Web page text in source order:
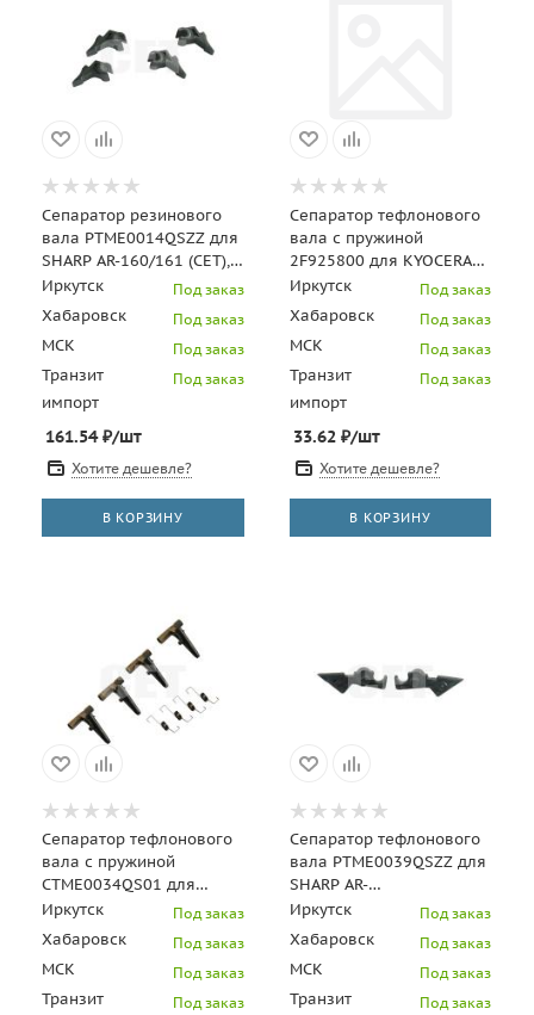
Сепаратор резинового
вала PTME0014QSZZ для
SHARP AR-160/161 (CET),
CET8260
Иркутск Под заказ
Хабаровск Под заказ
МСК Под заказ
Транзит
импорт
Под заказ
161.54₽/шт
Хотите дешевле?
В КОРЗИНУ
Сепаратор тефлонового
вала с пружиной
2F925800 для KYOCERA
FS-
2000D/3900DN/4000DN
(CET), CET6466
Иркутск Под заказ
Хабаровск Под заказ
МСК Под заказ
Транзит
импорт
Под заказ
33.62₽/шт
Хотите дешевле?
В КОРЗИНУ
Сепаратор тефлонового
вала с пружиной
CTME0034QS01 для
SHARP AL-
2030/2031/2041/2051
(CET), CET7675
Иркутск Под заказ
Хабаровск Под заказ
МСК Под заказ
Транзит
Под заказ
Сепаратор тефлонового
вала PTME0039QSZZ для
SHARP AR-
2048S/2048D/2048N/2348D/
(CET)
Иркутск Под заказ
Хабаровск Под заказ
МСК Под заказ
Транзит
Под заказ